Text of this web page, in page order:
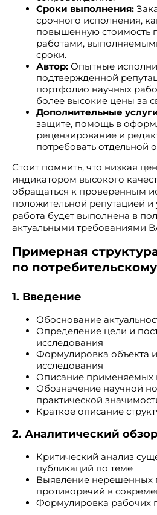
Сроки выполнения:
срочного исполнения,
повышенную стоимость
работами,
сроки.
Автор: Опытные
подтвержденной
портфолио научных
более высокие цены за
Дополнительные
защите, помощь в
рецензирование и
потребовать отдельной
Стоит помнить, что низкая
индикатором высокого
обращаться к проверенным
положительной репутацией и
работа будет выполнена в
актуальными требованиями
Примерная
по
1. Введение
Обоснование
Определение цели и
исследования
Формулировка объекта
исследования
Описание применяемых
Обозначение научной
практической
Краткое описание
2. Аналитический обзор
Критический анализ
публикаций по теме
Выявление нерешенных
противоречий в
Формулировка рабочих